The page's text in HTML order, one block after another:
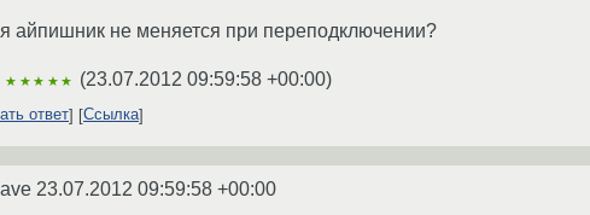
айпишник не меняется при переподключении?
★★★★★ (23.07.2012 09:59:58 +00:00)
ответ Ссылка
23.07.2012 09:59:58 +00:00